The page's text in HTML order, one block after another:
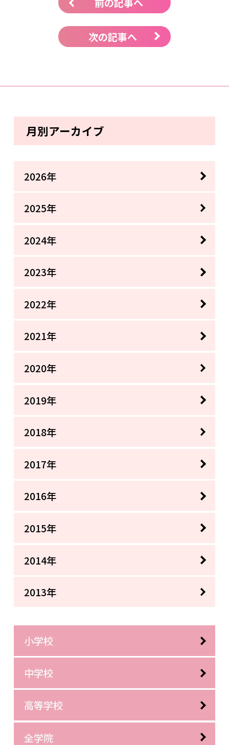
次の記事へ
月別アーカイブ
2026年
2025年
2024年
2023年
2022年
2021年
2020年
2019年
2018年
2017年
2016年
2015年
2014年
2013年
小学校
中学校
高等学校
全学院